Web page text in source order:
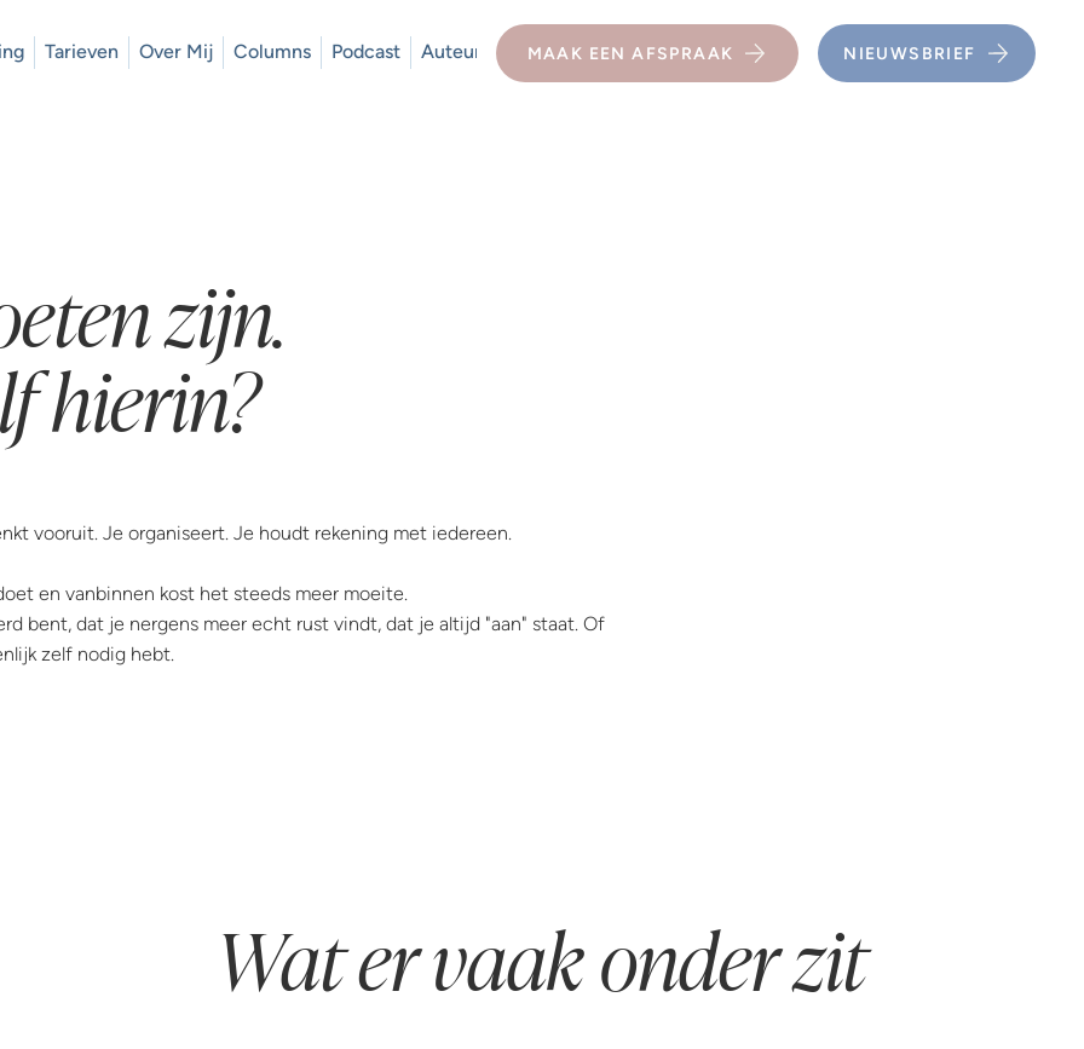
Tarieven Over Mij Columns Podcast Auteur MAAK EEN AFSPRAAK NIEUWSBRIEF
zijn.
hierin?
vooruit. Je organiseert. Je houdt rekening met iedereen.
en vanbinnen kost het steeds meer moeite.
bent, dat je nergens meer echt rust vindt, dat je altijd "aan" staat. Of
zelf nodig hebt.
Wat er vaak onder zit